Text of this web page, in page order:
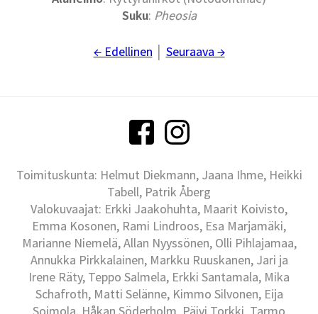
Suku: Pheosia
← Edellinen Seuraava →
Toimituskunta: Helmut Diekmann, Jaana Ihme, Heikki
Tabell, Patrik Åberg
Valokuvaajat: Erkki Jaakohuhta, Maarit Koivisto,
Emma Kosonen, Rami Lindroos, Esa Marjamäki,
Marianne Niemelä, Allan Nyyssönen, Olli Pihlajamaa,
Annukka Pirkkalainen, Markku Ruuskanen, Jari ja
Irene Räty, Teppo Salmela, Erkki Santamala, Mika
Schafroth, Matti Selänne, Kimmo Silvonen, Eija